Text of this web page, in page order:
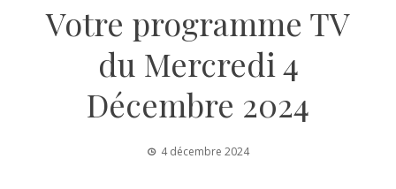
Votre programme TV
du Mercredi 4
Décembre 2024
4 décembre 2024